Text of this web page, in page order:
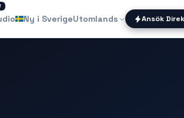
Ny i SverigeUtomlands Ansök